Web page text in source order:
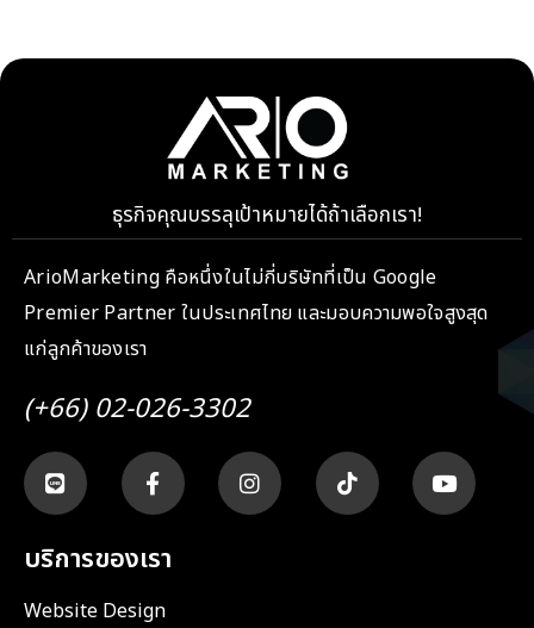
ธุรกิจคุณบรรลุเป้าหมายได้ถ้าเลือกเรา!
ArioMarketing คือหนึ่งในไม่กี่บริษัทที่เป็น Google
Premier Partner ในประเทศไทย และมอบความพอใจสูงสุด
แก่ลูกค้าของเรา
(+66) 02-026-3302
บริการของเรา
Website Design